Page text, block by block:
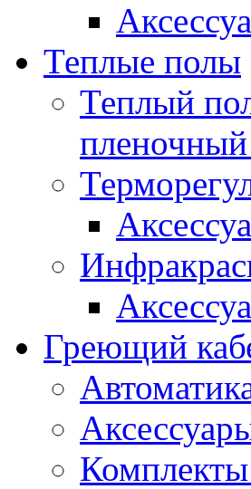
Теплые полы
Теплый
Греющий
Комплекты